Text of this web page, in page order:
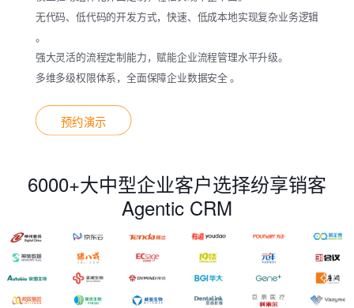
无代码、低代码的开发方式，快速、低成本地实现复杂业务逻辑
。
强大灵活的流程定制能力，赋能企业流程管理水平升级。
多维多级权限体系，全面保障企业数据安全 。
预约演示